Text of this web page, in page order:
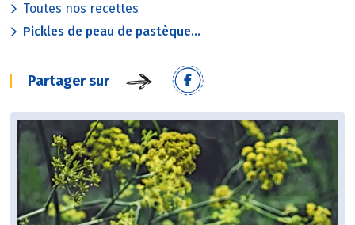
Toutes nos recettes
Pickles de peau de pastèque...
Partager sur